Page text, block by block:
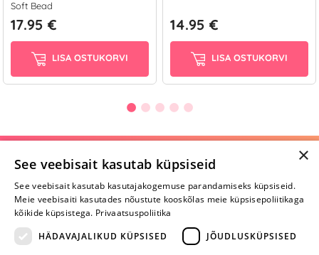
Soft Bead
17.95 €
LISA OSTUKORVI
14.95 €
LISA OSTUKORVI
Selle toote saab tellida ka helistades:
+372 668 3282
E-R
×
See veebisait kasutab küpsiseid
See veebisait kasutab kasutajakogemuse parandamiseks küpsiseid.
Meie veebisaiti kasutades nõustute kooskõlas meie küpsisepoliitikaga
kõikide küpsistega. Privaatsuspoliitika
HÄDAVAJALIKUD KÜPSISED
JÕUDLUSKÜPSISED